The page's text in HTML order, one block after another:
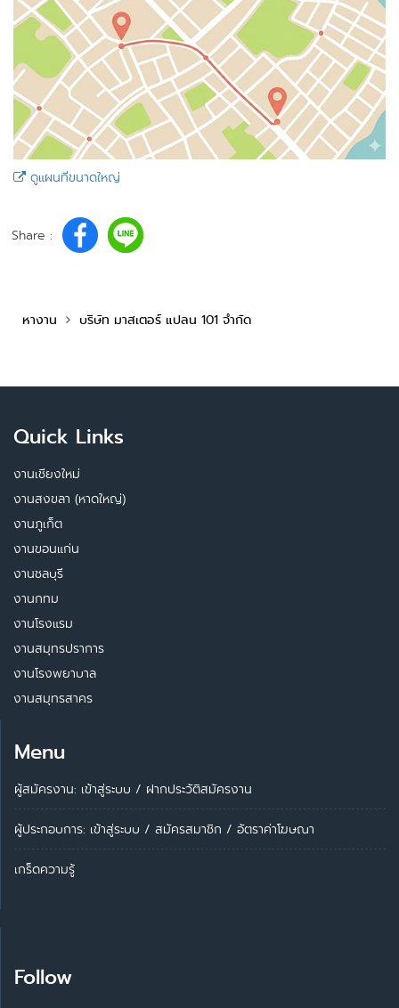
ดูแผนที่ขนาดใหญ่
Share :
หางาน บริษัท มาสเตอร์ แปลน 101 จำกัด
Quick Links
งานเชียงใหม่
งานสงขลา (หาดใหญ่)
งานภูเก็ต
งานขอนแก่น
งานชลบุรี
งานกทม
งานโรงแรม
งานสมุทรปราการ
งานโรงพยาบาล
งานสมุทรสาคร
Menu
ผู้สมัครงาน: เข้าสู่ระบบ / ฝากประวัติสมัครงาน
ผู้ประกอบการ: เข้าสู่ระบบ / สมัครสมาชิก / อัตราค่าโฆษณา
เกร็ดความรู้
Follow